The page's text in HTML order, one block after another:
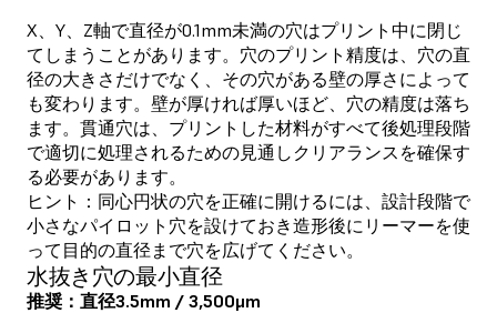
X、Y、Z軸で直径が0.1mm未満の穴はプリント中に閉じ
てしまうことがあります。穴のプリント精度は、穴の直
径の大きさだけでなく、その穴がある壁の厚さによって
も変わります。壁が厚ければ厚いほど、穴の精度は落ち
ます。貫通穴は、プリントした材料がすべて後処理段階
で適切に処理されるための見通しクリアランスを確保す
る必要があります。
ヒント：同心円状の穴を正確に開けるには、設計段階で
小さなパイロット穴を設けておき造形後にリーマーを使
って目的の直径まで穴を広げてください。
水抜き穴の最小直径
推奨：直径3.5mm / 3,500μm